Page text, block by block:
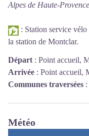
Alpes de Haute-
: Station service
la station de Montclar.
Départ : Point accueil,
Arrivée : Point accueil,
Communes traversées :
Météo